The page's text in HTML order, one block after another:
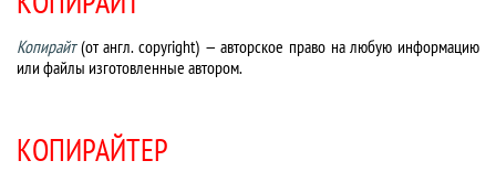
Копирайт(от англ. copyright) — авторское право на любую информацию
или файлы изготовленные автором.
КОПИРАЙТЕР